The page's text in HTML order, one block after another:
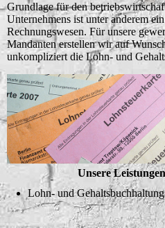
Grundlage für den
Unternehmens ist unter anderem
Rechnungswesen. Für unsere
Mandanten erstellen wir auf
unkompliziert die Lohn- und
Unsere
Lohn- und